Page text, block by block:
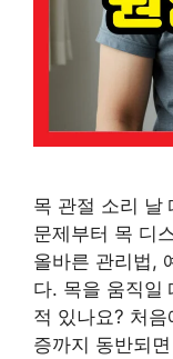
목 관절 소리 날
문제부터 목 디
올바른 관리법,
다. 목을 움직일
적 있나요? 처
증까지 동반되